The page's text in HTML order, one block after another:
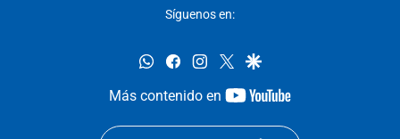
Síguenos en:
whatsappfacebookinstagram
twittergoogle
Más contenido en
youtube-